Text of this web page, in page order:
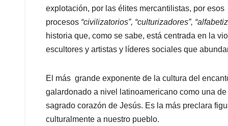
explotación, por las élites mercantilistas, por esos
procesos “civilizatorios”, “culturizadores”,
historia que, como se sabe, está centrada en la
escultores y artistas y líderes sociales que
El más grande exponente de la cultura del
galardonado a nivel latinoamericano como una
sagrado corazón de Jesús. Es la más preclara
culturalmente a nuestro pueblo.